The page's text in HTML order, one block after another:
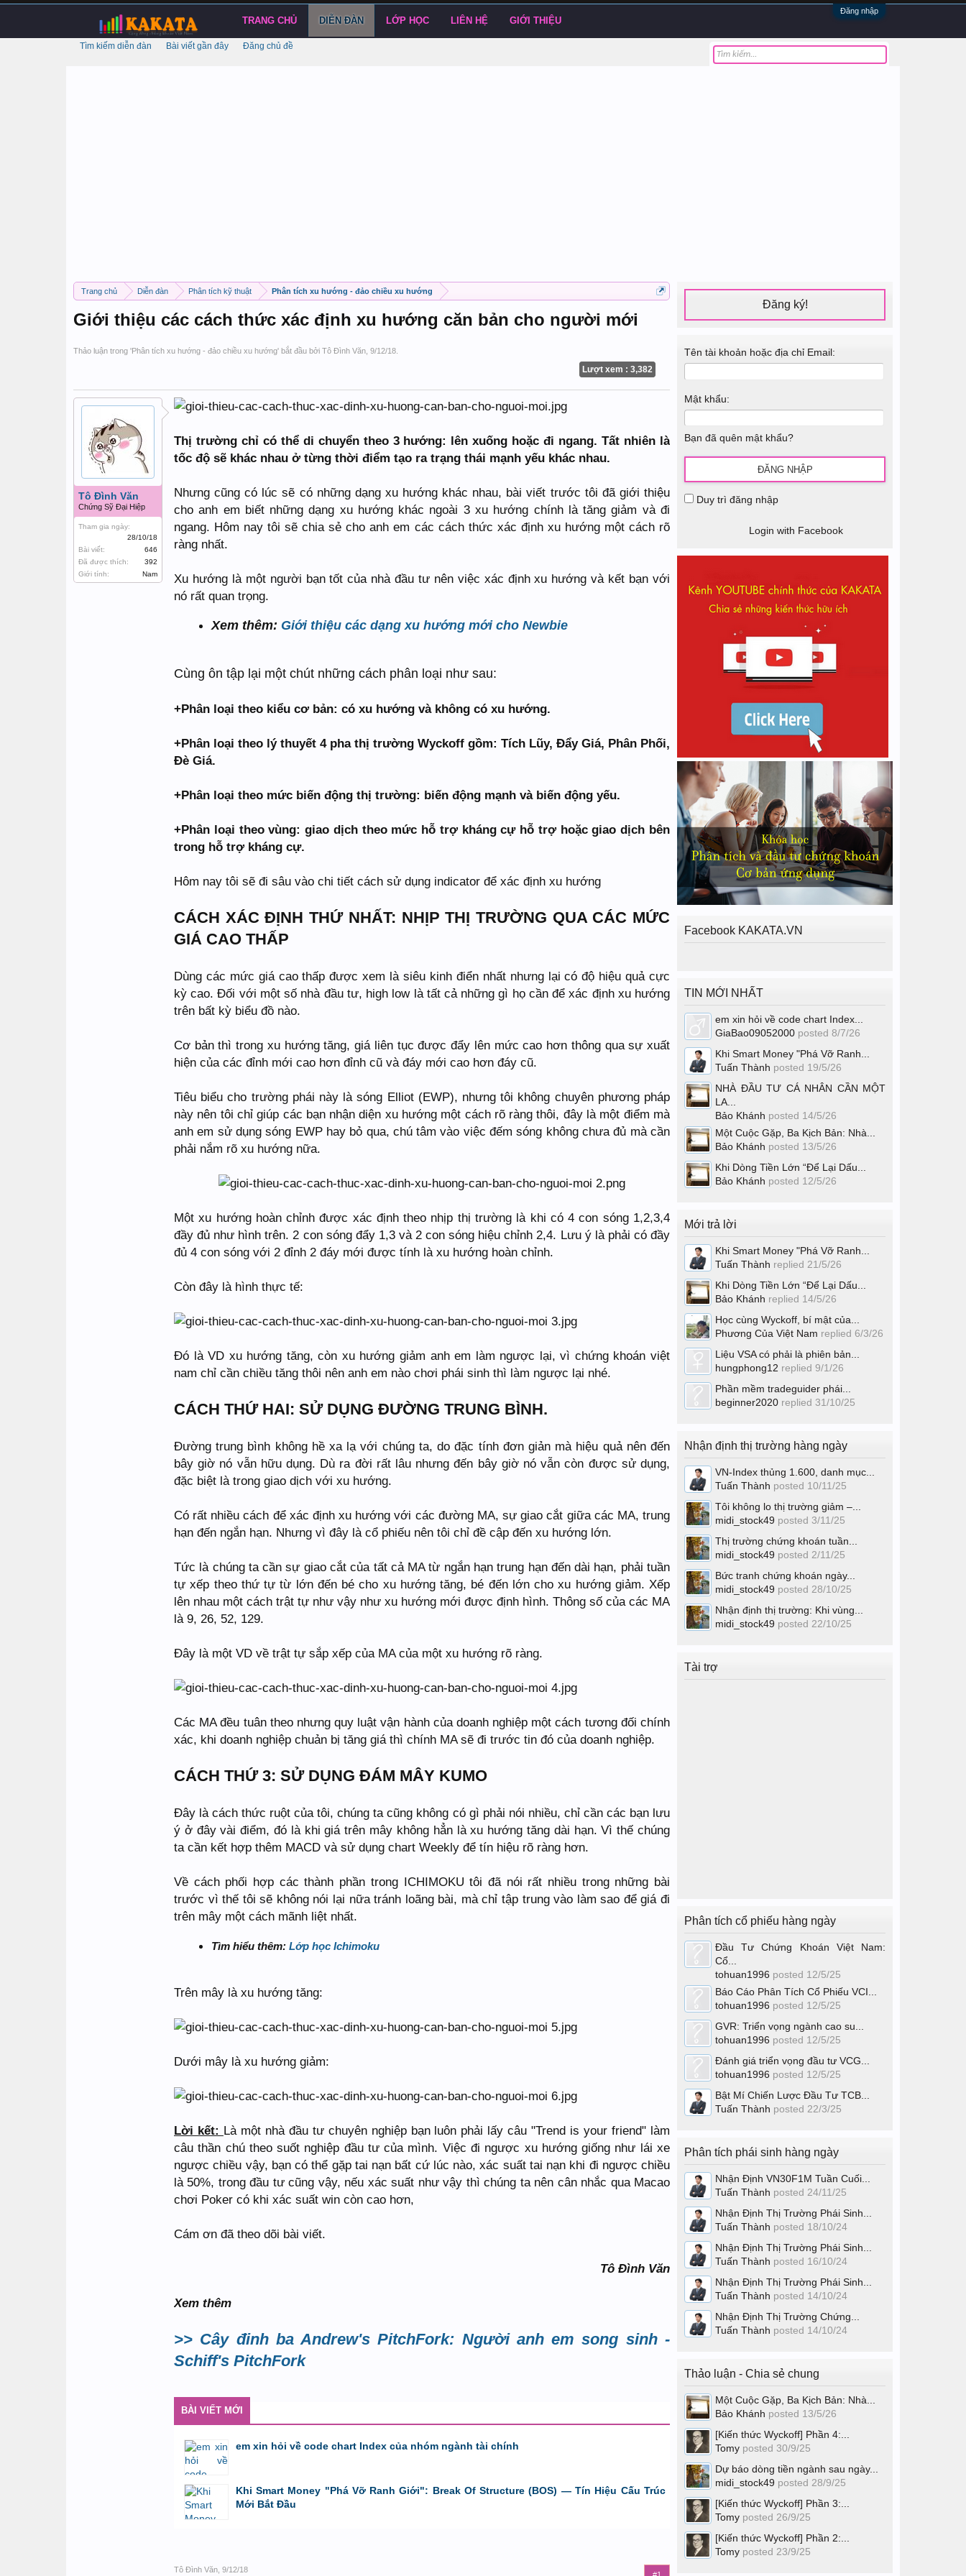
Đăng nhập
Trang chủ Diễn đàn Phân tích kỹ thuật Phân tích xu hướng - đảo chiều xu hướng
Giới thiệu các cách thức xác định xu hướng căn bản cho người mới
Thảo luận trong 'Phân tích xu hướng - đảo chiều xu hướng' bắt đầu bởi Tô Đình Văn 9/12/18
Lượt xem : 3,382
Tô Đình Văn
Chứng Sỹ Đại Hiệp
Tham gia ngày:
28/10/18
Bài viết:
646
Đã được thích:
392
Giới tính:
Nam
Thị trường chỉ có thể di chuyển theo 3 hướng: lên xuống hoặc đi ngang. Tất nhiên là
tốc độ sẽ khác nhau ở từng thời điểm tạo ra trạng thái mạnh yếu khác nhau.
Nhưng cũng có lúc sẽ có những dạng xu hướng khác nhau, bài viết trước tôi đã giới thiệu
cho anh em biết những dạng xu hướng khác ngoài 3 xu hướng chính là tăng giảm và đi
ngang. Hôm nay tôi sẽ chia sẻ cho anh em các cách thức xác định xu hướng một cách rõ
ràng nhất.
Xu hướng là một người bạn tốt của nhà đầu tư nên việc xác định xu hướng và kết bạn với
nó rất quan trọng.
Xem thêm: Giới thiệu các dạng xu hướng mới cho Newbie
Cùng ôn tập lại một chút những cách phân loại như sau:
+Phân loại theo kiểu cơ bản: có xu hướng và không có xu hướng.
+Phân loại theo lý thuyết 4 pha thị trường Wyckoff gồm: Tích Lũy, Đẩy Giá, Phân Phối,
Đè Giá.
+Phân loại theo mức biến động thị trường: biến động mạnh và biến động yếu.
+Phân loại theo vùng: giao dịch theo mức hỗ trợ kháng cự hỗ trợ hoặc giao dịch bên
trong hỗ trợ kháng cự.
Hôm nay tôi sẽ đi sâu vào chi tiết cách sử dụng indicator để xác định xu hướng
CÁCH XÁC ĐỊNH THỨ NHẤT: NHỊP THỊ TRƯỜNG QUA CÁC MỨC
GIÁ CAO THẤP
Dùng các mức giá cao thấp được xem là siêu kinh điển nhất nhưng lại có độ hiệu quả cực
kỳ cao. Đối với một số nhà đầu tư, high low là tất cả những gì họ cần để xác định xu hướng
trên bất kỳ biểu đồ nào.
Cơ bản thì trong xu hướng tăng, giá liên tục được đẩy lên mức cao hơn thông qua sự xuất
hiện của các đỉnh mới cao hơn đỉnh cũ và đáy mới cao hơn đáy cũ.
Tiêu biểu cho trường phái này là sóng Elliot (EWP), nhưng tôi không chuyên phương pháp
này nên tôi chỉ giúp các bạn nhận diện xu hướng một cách rõ ràng thôi, đây là một điểm mà
anh em sử dụng sóng EWP hay bỏ qua, chú tâm vào việc đếm sóng không chưa đủ mà cần
phải nắm rõ xu hướng nữa.
Một xu hướng hoàn chỉnh được xác định theo nhịp thị trường là khi có 4 con sóng 1,2,3,4
đầy đủ như hình trên. 2 con sóng đẩy 1,3 và 2 con sóng hiệu chỉnh 2,4. Lưu ý là phải có đầy
đủ 4 con sóng với 2 đỉnh 2 đáy mới được tính là xu hướng hoàn chỉnh.
Còn đây là hình thực tế:
Đó là VD xu hướng tăng, còn xu hướng giảm anh em làm ngược lại, vì chứng khoán việt
nam chỉ cần chiều tăng thôi nên anh em nào chơi phái sinh thì làm ngược lại nhé.
CÁCH THỨ HAI: SỬ DỤNG ĐƯỜNG TRUNG BÌNH.
Đường trung bình không hề xa lạ với chúng ta, do đặc tính đơn giản mà hiệu quả nên đến
bây giờ nó vẫn hữu dụng. Dù ra đời rất lâu nhưng đến bây giờ nó vẫn còn được sử dụng,
đặc biệt là trong giao dịch với xu hướng.
Có rất nhiều cách để xác định xu hướng với các đường MA, sự giao cắt giữa các MA, trung
hạn đến ngắn hạn. Nhưng vì đây là cổ phiếu nên tôi chỉ đề cập đến xu hướng lớn.
Tức là chúng ta cần sự giao cắt của tất cả MA từ ngắn hạn trung hạn đến dài hạn, phải tuần
tự xếp theo thứ tự từ lớn đến bé cho xu hướng tăng, bé đến lớn cho xu hướng giảm. Xếp
lên nhau một cách trật tự như vậy như xu hướng mới được định hình. Thông số của các MA
là 9, 26, 52, 129.
Đây là một VD về trật tự sắp xếp của MA của một xu hướng rõ ràng.
Các MA đều tuân theo nhưng quy luật vận hành của doanh nghiệp một cách tương đối chính
xác, khi doanh nghiệp chuản bị tăng giá thì chính MA sẽ đi trước tin đó của doanh nghiệp.
CÁCH THỨ 3: SỬ DỤNG ĐÁM MÂY KUMO
Đây là cách thức ruột của tôi, chúng ta cũng không có gì phải nói nhiều, chỉ cần các bạn lưu
ý ở đây vài điểm, đó là khi giá trên mây không hẳn là xu hướng tăng dài hạn. Vì thế chúng
ta cần kết hợp thêm MACD và sử dụng chart Weekly để tín hiệu rõ ràng hơn.
Về cách phối hợp các thành phần trong ICHIMOKU tôi đã nói rất nhiều trong những bài
trước vì thế tôi sẽ không nói lại nữa tránh loãng bài, mà chỉ tập trung vào làm sao để giá đi
trên mây một cách mãnh liệt nhất.
Tìm hiểu thêm: Lớp học Ichimoku
Trên mây là xu hướng tăng:
Dưới mây là xu hướng giảm:
Lời kết: Là một nhà đầu tư chuyên nghiệp bạn luôn phải lấy câu "Trend is your friend" làm
câu thần chú theo suốt nghiệp đầu tư của mình. Việc đi ngược xu hướng giống như lái xe
ngược chiều vậy, bạn có thể gặp tai nạn bất cứ lúc nào, xác suất tai nạn khi đi ngược chiều
là 50%, trong đầu tư cũng vậy, nếu xác suất như vậy thì chúng ta nên cân nhắc qua Macao
chơi Poker có khi xác suất win còn cao hơn,
Cám ơn đã theo dõi bài viết.
Tô Đình Văn
Xem thêm
>> Cây đinh ba Andrew's PitchFork: Người anh em song sinh -
Schiff's PitchFork
BÀI VIẾT MỚI
em xin hỏi về code chart Index của nhóm ngành tài chính
bởiGiaBao09052000 ,8/7/26 lúc 10:21
Khi Smart Money "Phá Vỡ Ranh Giới": Break Of Structure (BOS) — Tín Hiệu Cấu Trúc
Mới Bắt Đầu
Tô Đình Văn 9/12/18
Đăng ký!
Tên tài khoản hoặc địa chỉ Email:
Mật khẩu:
Bạn đã quên mật khẩu?
Duy trì đăng nhập
Login with Facebook
Facebook KAKATA.VN
TIN MỚI NHẤT
em xin hỏi về code chart Index...
GiaBao09052000 posted 8/7/26
Khi Smart Money "Phá Vỡ Ranh...
Tuấn Thành posted 19/5/26
NHÀ ĐẦU TƯ CÁ NHÂN CẦN MỘT
LA...
Bảo Khánh posted 14/5/26
Một Cuộc Gặp, Ba Kịch Bản: Nhà...
Bảo Khánh posted 13/5/26
Khi Dòng Tiền Lớn “Để Lại Dấu...
Bảo Khánh posted 12/5/26
Mới trả lời
Khi Smart Money "Phá Vỡ Ranh...
Tuấn Thành replied 21/5/26
Khi Dòng Tiền Lớn “Để Lại Dấu...
Bảo Khánh replied 14/5/26
Học cùng Wyckoff, bí mật của...
Phương Của Việt Nam replied 6/3/26
Liệu VSA có phải là phiên bản...
hungphong12 replied 9/1/26
Phần mềm tradeguider phái...
beginner2020 replied 31/10/25
Nhận định thị trường hàng ngày
VN-Index thủng 1.600, danh mục...
Tuấn Thành posted 10/11/25
Tôi không lo thị trường giảm –...
midi_stock49 posted 3/11/25
Thị trường chứng khoán tuần...
midi_stock49 posted 2/11/25
Bức tranh chứng khoán ngày...
midi_stock49 posted 28/10/25
Nhận định thị trường: Khi vùng...
midi_stock49 posted 22/10/25
Tài trợ
Phân tích cổ phiếu hàng ngày
Đầu Tư Chứng Khoán Việt Nam:
Cổ...
tohuan1996 posted 12/5/25
Báo Cáo Phân Tích Cổ Phiếu VCI...
tohuan1996 posted 12/5/25
GVR: Triển vọng ngành cao su...
tohuan1996 posted 12/5/25
Đánh giá triển vọng đầu tư VCG...
tohuan1996 posted 12/5/25
Bật Mí Chiến Lược Đầu Tư TCB...
Tuấn Thành posted 22/3/25
Phân tích phái sinh hàng ngày
Nhận Định VN30F1M Tuần Cuối...
Tuấn Thành posted 24/11/25
Nhận Định Thị Trường Phái Sinh...
Tuấn Thành posted 18/10/24
Nhận Định Thị Trường Phái Sinh...
Tuấn Thành posted 16/10/24
Nhận Định Thị Trường Phái Sinh...
Tuấn Thành posted 14/10/24
Nhận Định Thị Trường Chứng...
Tuấn Thành posted 14/10/24
Thảo luận - Chia sẻ chung
Một Cuộc Gặp, Ba Kịch Bản: Nhà...
Bảo Khánh posted 13/5/26
[Kiến thức Wyckoff] Phần 4:...
Tomy posted 30/9/25
Dự báo dòng tiền ngành sau ngày...
midi_stock49 posted 28/9/25
[Kiến thức Wyckoff] Phần 3:...
Tomy posted 26/9/25
[Kiến thức Wyckoff] Phần 2:...
Tomy posted 23/9/25
TRANG CHỦ DIỄN ĐÀN
Tìm kiếm diễn đàn Bài viết gần đây Đăng chủ đề
LỚP HỌC LIÊN HỆ GIỚI THIỆU